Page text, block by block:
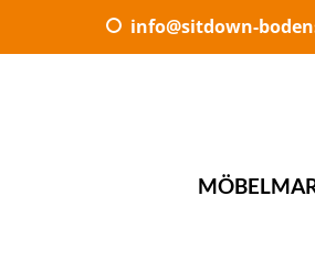
info@sitdown-
MÖBEL